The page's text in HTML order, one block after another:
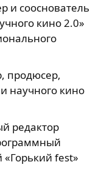
и сооснователь
кино 2.0»
продюсер,
научного кино
редактор
fest»